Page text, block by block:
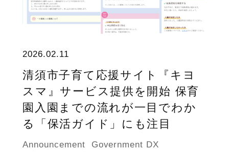
2026.02.11
清須市子育て応援サイト『キヨ
スマ』サービス提供を開始 保育
園入園までの流れが一目でわか
る「保活ガイド」にも注目
Announcement
Government DX